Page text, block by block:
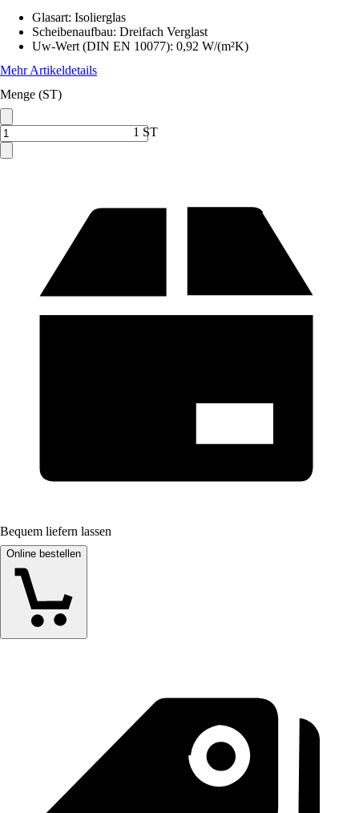
Glasart: Isolierglas
Scheibenaufbau: Dreifach Verglast
Uw-Wert (DIN EN 10077): 0,92 W/(m²K)
Mehr Artikeldetails
Menge (ST)
1 ST
Bequem liefern lassen
Online bestellen